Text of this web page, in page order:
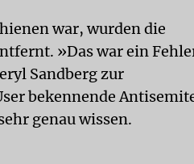
war, wurden die
»Das war ein
Sandberg zur
bekennende
genau wissen.